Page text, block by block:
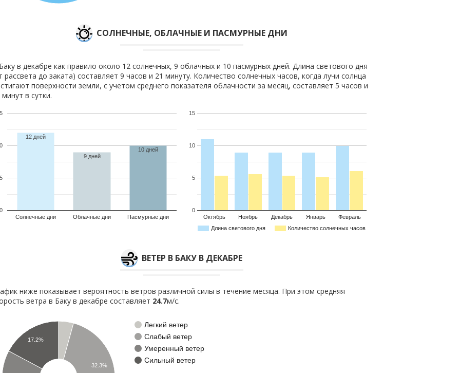
CОЛНЕЧНЫЕ, ОБЛАЧНЫЕ И ПАСМУРНЫЕ ДНИ
в декабре как правило около 12 солнечных, 9 облачных и 10 пасмурных дней. Длина светового дня
рассвета до заката) составляет 9 часов и 21 минуту. Количество солнечных часов, когда лучи солнца
поверхности земли, с учетом среднего показателя облачности за месяц, составляет 5 часов и
минут в сутки.
Солнечные дни Облачные дни Пасмурные дни
0
5
12 дней
9 дней
10 дней
Длина светового дня Количество солнечных часов
Октябрь Ноябрь Декабрь Январь Февраль
0
5
10
15
ВЕТЕР В БАКУ В ДЕКАБРЕ
ниже показывает вероятность ветров различной силы в течение месяца. При этом средняя
ветра в Баку в декабре составляет 24.7м/с.
Легкий ветер
Слабый ветер
Умеренный ветер
Сильный ветер
32.3%
17.2%